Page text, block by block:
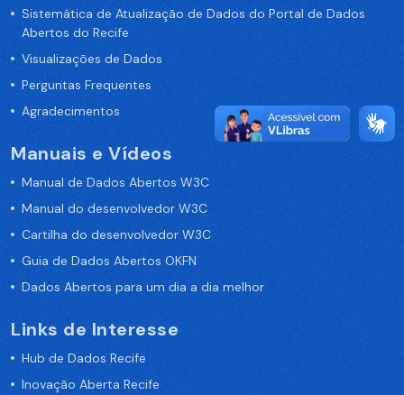
Sistemática de Atualização de Dados do Portal de Dados
Abertos do Recife
Visualizações de Dados
Perguntas Frequentes
Agradecimentos
Manuais e Vídeos
Manual de Dados Abertos W3C
Manual do desenvolvedor W3C
Cartilha do desenvolvedor W3C
Guia de Dados Abertos OKFN
Dados Abertos para um dia a dia melhor
Links de Interesse
Hub de Dados Recife
Inovação Aberta Recife